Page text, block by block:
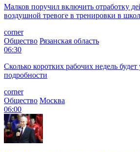
Малков поручил включить отработку
воздушной тревоге в тренировки в
corner
Общество Рязанская область
06:30
Сколько коротких рабочих недель
подробности
corner
Общество Москва
06:00